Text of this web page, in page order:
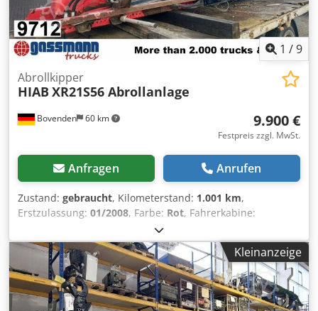
1 /9
Bovenden 60 km
Abrollkipper
HIAB XR21S56 Abrollanlage
9.900 €
Festpreis zzgl. MwSt.
Anfragen Anrufen
Zustand: gebraucht, Kilometerstand: 1.001 km,
Erstzulassung: 01/2008, Farbe: Rot, Fahrerkabine:
Sonstige
Fahrzeugstandort: Bovenden, Cedpei Rr Aqofx Al Sjrf
Aufbau: 21t Abrollanlage Hiab Mulitlift Typ XR21S.56 für
Container bis 6,5m passend für 3- und 4-Achser, 21 to.
Hubkraft ZUBEHÖRANGABEN OHNE GEWÄHR, Änderungen,
Zwischenverkauf und Irrtümer vorbehalten! - .
Kleinanzeige